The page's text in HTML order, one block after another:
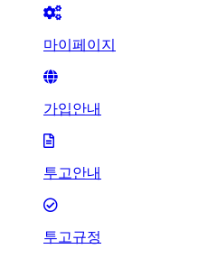
마이페이지
가입안내
투고안내
투고규정